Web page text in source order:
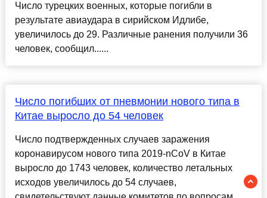
Число турецких военных, которые погибли в
результате авиаудара в сирийском Идлибе,
увеличилось до 29. Различные ранения получили 36
человек, сообщил......
Число погибших от пневмонии нового типа в
Китае выросло до 54 человек
Число подтвержденных случаев заражения
коронавирусом нового типа 2019-nCoV в Китае
выросло до 1743 человек, количество летальных
исходов увеличилось до 54 случаев,